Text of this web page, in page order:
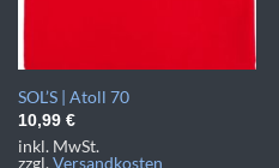
SOL’S | Atoll 70
10,99 €
inkl. MwSt.
zzgl.Versandkosten